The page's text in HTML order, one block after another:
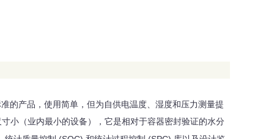
的产品，使用简单，但为自供电温度、湿度和压力测量提
小（业内最小的设备），它是相对于容器密封验证的水分